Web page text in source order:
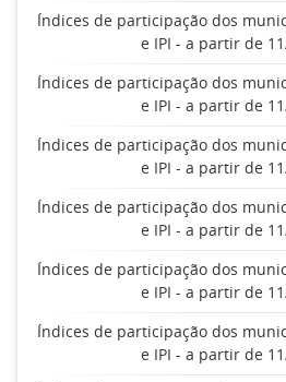
Índices de participação dos
e IPI - a partir de
Índices de participação dos
e IPI - a partir de
Índices de participação dos
e IPI - a partir de
Índices de participação dos
e IPI - a partir de
Índices de participação dos
e IPI - a partir de
Índices de participação dos
e IPI - a partir de